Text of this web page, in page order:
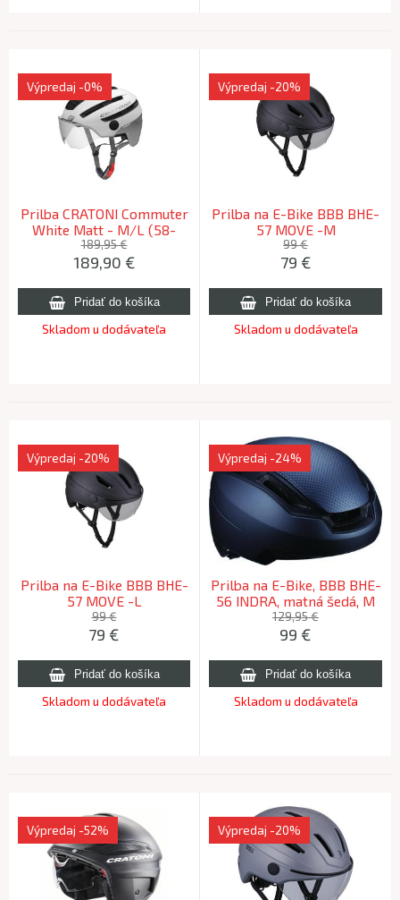
Prilba CRATONI Commuter
White Matt - M/L (58-
61cm) 2024
Výpredaj -0%
189,95 €
189,90 €
Skladom u dodávateľa
Prilba na E-Bike BBB BHE-
57 MOVE -M
Výpredaj -20%
99 €
79 €
Skladom u dodávateľa
Prilba na E-Bike BBB BHE-
57 MOVE -L
Výpredaj -20%
99 €
79 €
Skladom u dodávateľa
Prilba na E-Bike, BBB BHE-
56 INDRA, matná šedá, M
(55-58 cm)
Výpredaj -24%
129,95 €
99 €
Skladom u dodávateľa
Výpredaj -52% Výpredaj -20%